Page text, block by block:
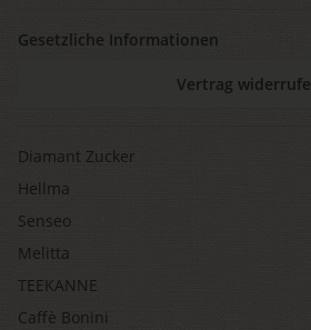
Gesetzliche Informationen
Vertrag
Diamant Zucker
Hellma
Senseo
Melitta
TEEKANNE
Caffè Bonini